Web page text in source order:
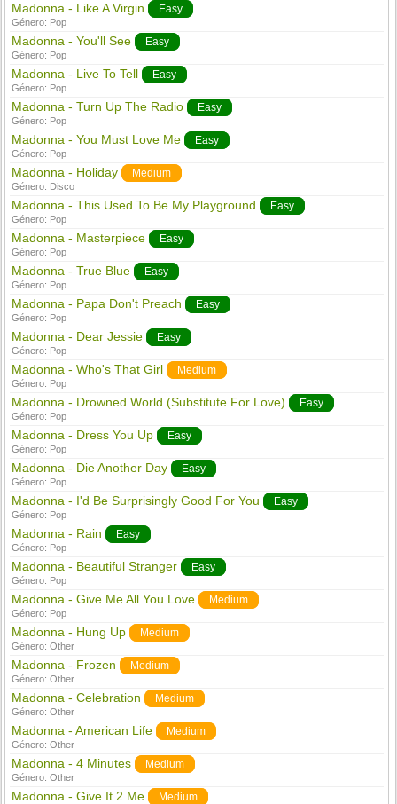
Madonna - Like A Virgin Easy
Género: Pop
Madonna - You'll See Easy
Género: Pop
Madonna - Live To Tell Easy
Género: Pop
Madonna - Turn Up The Radio Easy
Género: Pop
Madonna - You Must Love Me Easy
Género: Pop
Madonna - Holiday Medium
Género: Disco
Madonna - This Used To Be My Playground Easy
Género: Pop
Madonna - Masterpiece Easy
Género: Pop
Madonna - True Blue Easy
Género: Pop
Madonna - Papa Don't Preach Easy
Género: Pop
Madonna - Dear Jessie Easy
Género: Pop
Madonna - Who's That Girl Medium
Género: Pop
Madonna - Drowned World (Substitute For Love) Easy
Género: Pop
Madonna - Dress You Up Easy
Género: Pop
Madonna - Die Another Day Easy
Género: Pop
Madonna - I'd Be Surprisingly Good For You Easy
Género: Pop
Madonna - Rain Easy
Género: Pop
Madonna - Beautiful Stranger Easy
Género: Pop
Madonna - Give Me All You Love Medium
Género: Pop
Madonna - Hung Up Medium
Género:Other
Madonna - Frozen Medium
Género:Other
Madonna - Celebration Medium
Género:Other
Madonna - American Life Medium
Género:Other
Madonna - 4 Minutes Medium
Género:Other
Madonna - Give It 2 Me Medium